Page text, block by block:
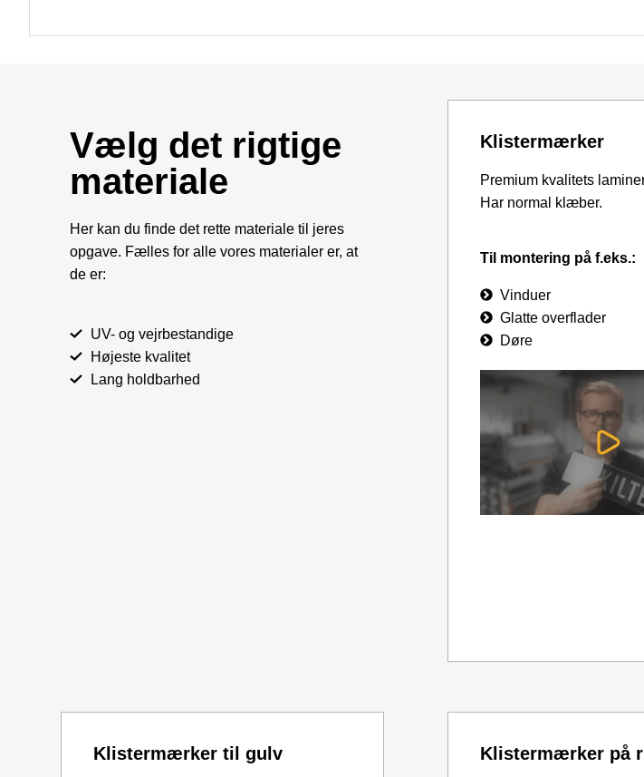
Vælg det rigtige
materiale
Her kan du finde det rette materiale til jeres
opgave. Fælles for alle vores materialer er, at
de er:
UV- og vejrbestandige
Højeste kvalitet
Lang holdbarhed
Klistermærker
Premium kvalitets
Har normal klæber.
Til montering på f.eks.:
Vinduer
Glatte overflader
Døre
Klistermærker til gulv Klistermærker på